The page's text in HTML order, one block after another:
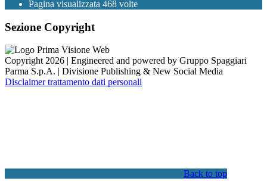
Pagina visualizzata 468 volte
Sezione Copyright
Copyright 2026 | Engineered and powered by Gruppo Spaggiari
Parma S.p.A. | Divisione Publishing & New Social Media
Disclaimer trattamento dati personali
Back to top